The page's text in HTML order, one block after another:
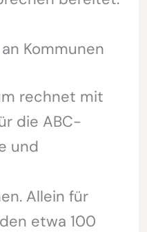
Kommunen
rechnet mit
die ABC-
und
Allein für
etwa 100